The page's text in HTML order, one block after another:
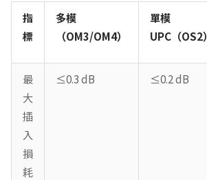
指
標
多模
（OM3/OM4）
單模
UPC（OS2）
最
大
插
入
損
耗
≤0.3 dB ≤0.2 dB